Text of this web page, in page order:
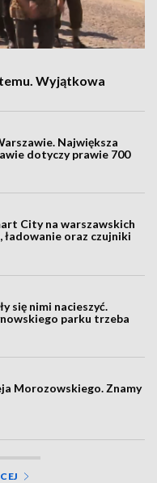
Wyjątkowa
Największa
dotyczy prawie 700
City na warszawskich
ładowanie oraz czujniki
się nimi nacieszyć.
parku trzeba
Morozowskiego. Znamy